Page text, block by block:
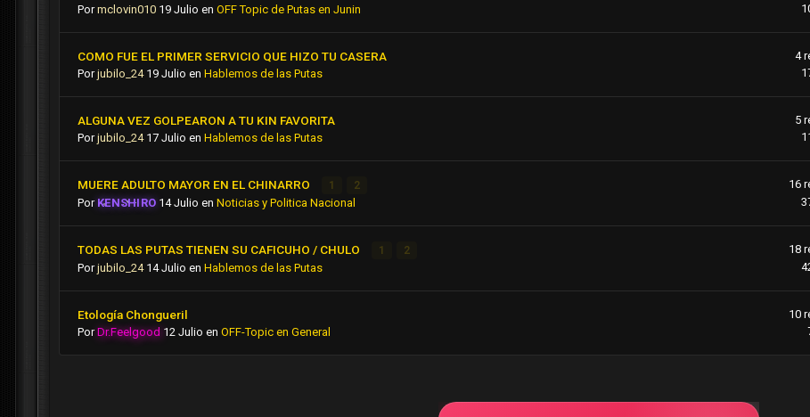
Pormclovin010 19 Julio en OFF Topic de Putas en Junin
COMO FUE EL PRIMER SERVICIO QUE HIZO TU CASERA
Porjubilo_24 19 Julio en Hablemos de las Putas
4
ALGUNA VEZ GOLPEARON A TU KIN FAVORITA
Porjubilo_24 17 Julio en Hablemos de las Putas
5
MUERE ADULTO MAYOR EN EL CHINARRO 1 2
Por KENSHIRO 14 Julio enNoticias y Politica Nacional
16
TODAS LAS PUTAS TIENEN SU CAFICUHO / CHULO 1 2
Porjubilo_24 14 Julio en Hablemos de las Putas
18
Etología Chongueril
PorDr.Feelgood 12 Julio en OFF-Topic en General
10